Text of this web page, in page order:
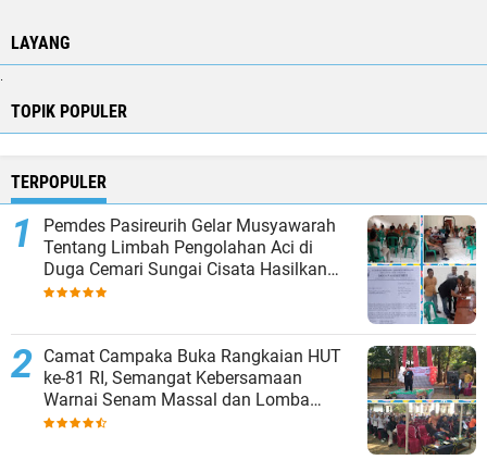
LAYANG
TOPIK POPULER
TERPOPULER
Pemdes Pasireurih Gelar Musyawarah
Tentang Limbah Pengolahan Aci di
Duga Cemari Sungai Cisata Hasilkan
Kesepakatan Tutup Sementara
Camat Campaka Buka Rangkaian HUT
ke-81 RI, Semangat Kebersamaan
Warnai Senam Massal dan Lomba
Karaoke Perangkat Desa